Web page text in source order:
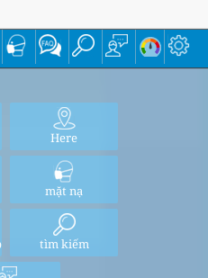
Here
mặt nạ
tìm kiếm